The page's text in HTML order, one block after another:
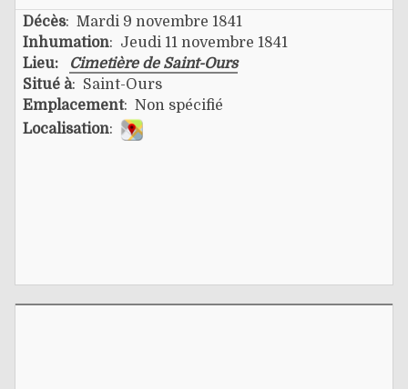
Décès: Mardi 9 novembre 1841
Inhumation: Jeudi 11 novembre 1841
Lieu:
Cimetière de Saint-Ours
Situé à: Saint-Ours
Emplacement: Non spécifié
Localisation: